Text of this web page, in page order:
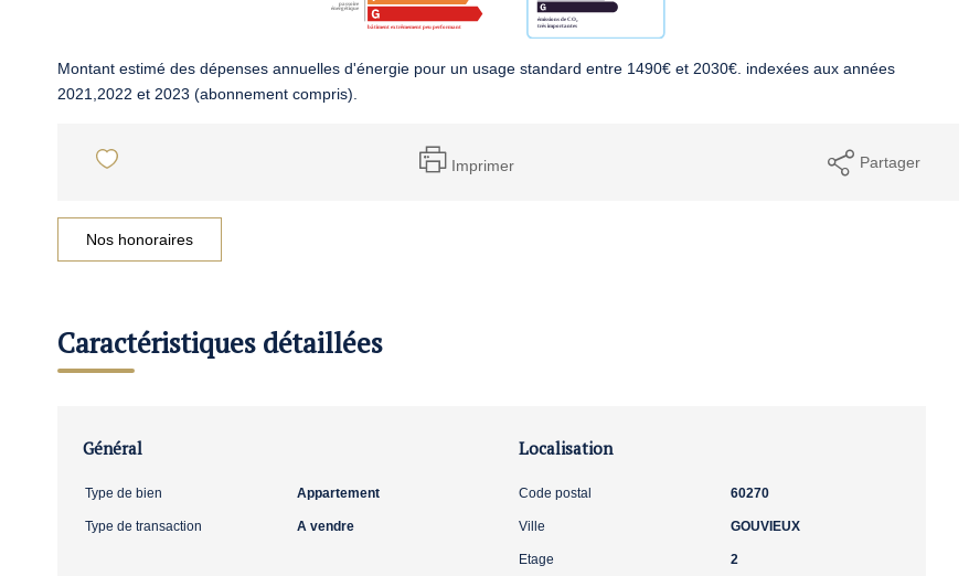
Montant estimé des dépenses annuelles d'énergie pour un usage standard entre 1490€ et 2030€. indexées aux années
2021,2022 et 2023 (abonnement compris).
Imprimer Partager
Nos honoraires
Caractéristiques détaillées
Général
Type de bien Appartement
Type de transaction A vendre
Localisation
Code postal 60270
Ville GOUVIEUX
Etage 2